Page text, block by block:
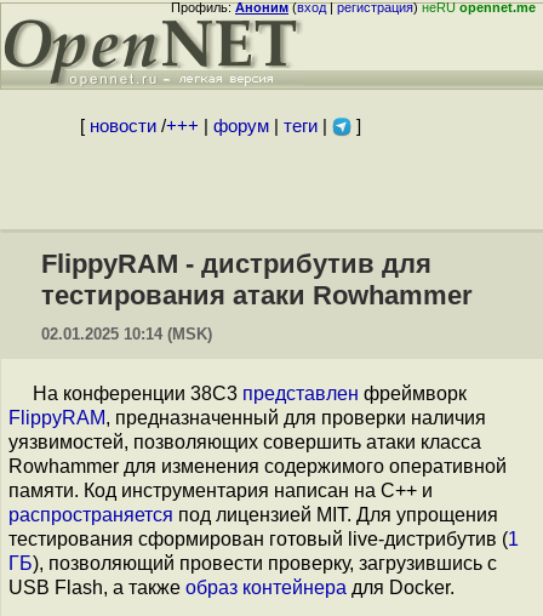
Профиль:Аноним(вход|регистрация)неRUopennet.me
[ новости/+++ форум| теги| ]
FlippyRAM - дистрибутив для
тестирования атаки Rowhammer
02.01.2025 10:14 (MSK)
На конференции 38C3 представлен фреймворк
FlippyRAM, предназначенный для проверки наличия
уязвимостей, позволяющих совершить атаки класса
Rowhammer для изменения содержимого оперативной
памяти. Код инструментария написан на С++ и
распространяется под лицензией MIT. Для упрощения
тестирования сформирован готовый live-дистрибутив (1
ГБ), позволяющий провести проверку, загрузившись с
USB Flash, а также образ контейнера для Docker.